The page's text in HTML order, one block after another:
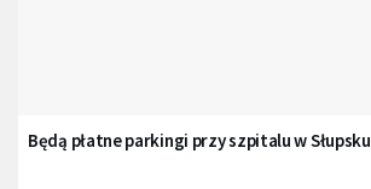
Będą płatne parkingi przy szpitalu w Słupsku